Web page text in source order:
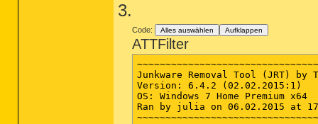
AdwCleaner[R0].txt - [1308
AdwCleaner[S0].txt - [1230
########## EOF -
3.
Code: Alles auswählen Aufklappen
ATTFilter
Junkware Removal Tool (JRT) by
Version: 6.4.2 (02.02.2015:1)
OS: Windows 7 Home Premium x64
Ran by julia on 06.02.2015 at